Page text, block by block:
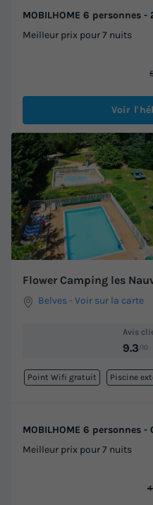
MOBILHOME 6 personnes -
Meilleur prix pour 7 nuits
Voir
Flower Camping les
Belves -Voir sur la carte
Avis
9.3/10
Point Wifi gratuit Piscine
MOBILHOME 6 personnes -
Meilleur prix pour 7 nuits